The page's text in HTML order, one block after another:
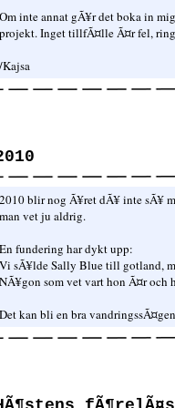
Om inte annat gÃ¥r det boka in
projekt. Inget tillfÃ¤lle Ã¤r fel,
/Kajsa
2010 blir nog Ã¥ret dÃ¥ inte sÃ¥
man vet ju aldrig.
En fundering har dykt upp:
Vi sÃ¥lde Sally Blue till gotland,
NÃ¥gon som vet vart hon Ã¤r och
Det kan bli en bra